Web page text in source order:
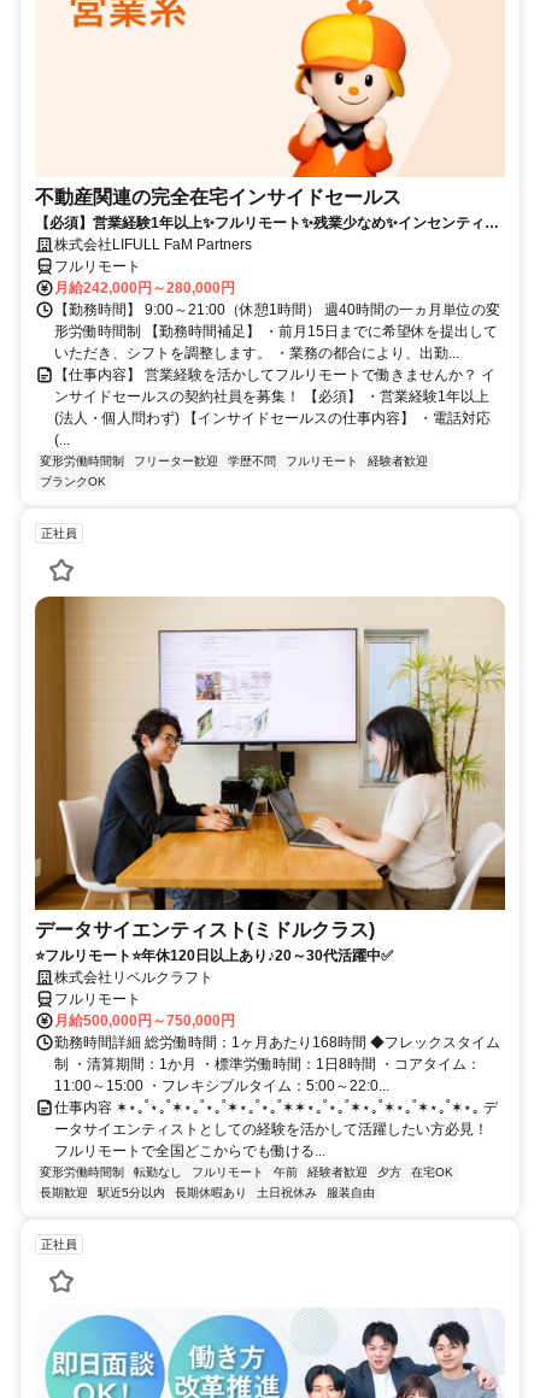
不動産関連の完全在宅インサイドセールス
【必須】営業経験1年以上✨フルリモート✨残業少なめ✨インセンティブ
有 株式会社LIFULL FaM Partners
フルリモート
月給242,000円～280,000円
【勤務時間】 9:00～21:00（休憩1時間） 週40時間の一ヵ月単位の変
形労働時間制 【勤務時間補足】 ・前月15日までに希望休を提出して
いただき、シフトを調整します。 ・業務の都合により、出勤...
【仕事内容】 営業経験を活かしてフルリモートで働きませんか？ イ
ンサイドセールスの契約社員を募集！ 【必須】 ・営業経験1年以上
(法人・個人問わず) 【インサイドセールスの仕事内容】 ・電話対応
(...
変形労働時間制 フリーター歓迎 学歴不問 フルリモート
経験者歓迎
ブランクOK
正社員
データサイエンティスト(ミドルクラス)
⭐フルリモート⭐年休120日以上あり♪20～30代活躍中✅
株式会社リベルクラフト
フルリモート
月給500,000円～750,000円
勤務時間詳細 総労働時間：1ヶ月あたり168時間 ◆フレックスタイム
制 ・清算期間：1か月 ・標準労働時間：1日8時間 ・コアタイム：
11:00～15:00 ・フレキシブルタイム：5:00～22:0...
仕事内容 ✶⋆｡˚⋆｡˚✶⋆｡˚⋆｡˚✶⋆｡˚⋆｡˚✶✶⋆｡˚⋆｡˚✶⋆｡˚✶⋆｡˚✶⋆｡˚✶⋆｡ デ
ータサイエンティストとしての経験を活かして活躍したい方必見！
フルリモートで全国どこからでも働ける...
変形労働時間制 転勤なし フルリモート 午前 経験者歓迎 夕方
在宅OK
長期歓迎
駅近5分以内 長期休暇あり 土日祝休み 服装自由
正社員